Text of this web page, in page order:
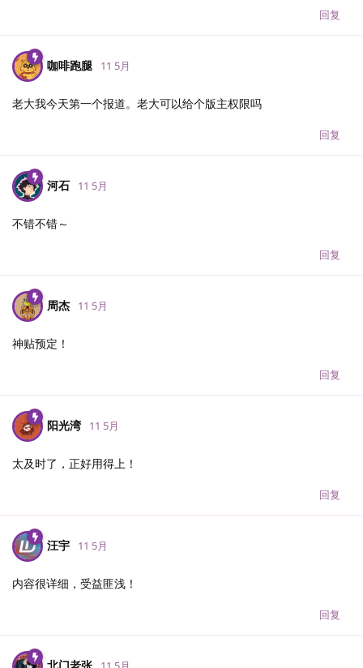
回复
咖啡跑腿 11 5月
老大我今天第一个报道。老大可以给个版主权限吗
回复
河石 11 5月
不错不错～
回复
周杰 11 5月
神贴预定！
回复
阳光湾 11 5月
太及时了，正好用得上！
回复
汪宇 11 5月
内容很详细，受益匪浅！
回复